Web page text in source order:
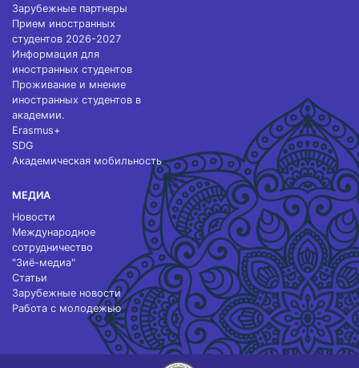
Зарубежные партнеры
Прием иностранных
студентов 2026-2027
Информация для
иностранных студентов
Проживание и мнение
иностранных студентов в
академии.
Erasmus+
SDG
Академическая мобильность
МЕДИА
Новости
Международное
сотрудничество
"Зиё-медиа"
Статьи
Зарубежные новости
Работа с молодежью